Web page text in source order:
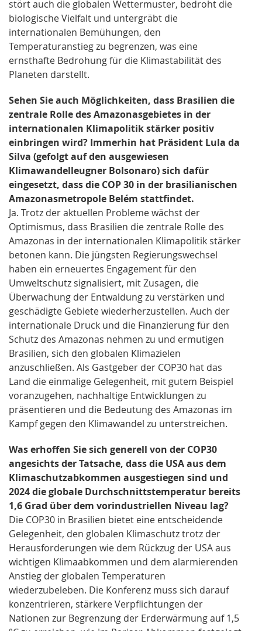
stört auch die globalen Wettermuster, bedroht die
biologische Vielfalt und untergräbt die
internationalen Bemühungen, den
Temperaturanstieg zu begrenzen, was eine
ernsthafte Bedrohung für die Klimastabilität des
Planeten darstellt.
Sehen Sie auch Möglichkeiten, dass Brasilien die
zentrale Rolle des Amazonasgebietes in der
internationalen Klimapolitik stärker positiv
einbringen wird? Immerhin hat Präsident Lula da
Silva (gefolgt auf den ausgewiesen
Klimawandelleugner Bolsonaro) sich dafür
eingesetzt, dass die COP 30 in der brasilianischen
Amazonasmetropole Belém stattfindet.
Ja. Trotz der aktuellen Probleme wächst der
Optimismus, dass Brasilien die zentrale Rolle des
Amazonas in der internationalen Klimapolitik stärker
betonen kann. Die jüngsten Regierungswechsel
haben ein erneuertes Engagement für den
Umweltschutz signalisiert, mit Zusagen, die
Überwachung der Entwaldung zu verstärken und
geschädigte Gebiete wiederherzustellen. Auch der
internationale Druck und die Finanzierung für den
Schutz des Amazonas nehmen zu und ermutigen
Brasilien, sich den globalen Klimazielen
anzuschließen. Als Gastgeber der COP30 hat das
Land die einmalige Gelegenheit, mit gutem Beispiel
voranzugehen, nachhaltige Entwicklungen zu
präsentieren und die Bedeutung des Amazonas im
Kampf gegen den Klimawandel zu unterstreichen.
Was erhoffen Sie sich generell von der COP30
angesichts der Tatsache, dass die USA aus dem
Klimaschutzabkommen ausgestiegen sind und
2024 die globale Durchschnittstemperatur bereits
1,6 Grad über dem vorindustriellen Niveau lag?
Die COP30 in Brasilien bietet eine entscheidende
Gelegenheit, den globalen Klimaschutz trotz der
Herausforderungen wie dem Rückzug der USA aus
wichtigen Klimaabkommen und dem alarmierenden
Anstieg der globalen Temperaturen
wiederzubeleben. Die Konferenz muss sich darauf
konzentrieren, stärkere Verpflichtungen der
Nationen zur Begrenzung der Erderwärmung auf 1,5